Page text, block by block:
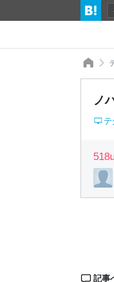
ノ
テ
518
記事